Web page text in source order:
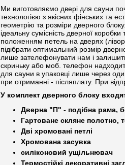
Ми виготовляємо двері для сауни
технологією з якісних фінських та
геометрію та розміри дверного
ідеальну сумісність дверної
положенням петель на дверях
підібрати оптимальний розмір
лише зателефонувати нам і
скриньку або моб. телефон
для сауни в упаковці лише через
при отриманні - післяплату. При
У комплект дверного блоку
Дверна "П" - подібна рама,
Гартоване скляне полотно,
Дві хромовані петлі
Хромована засувка
силіконовий ущільнювач
Термостійкі декоративні